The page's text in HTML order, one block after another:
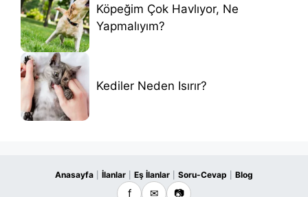
Köpeğim Çok Havlıyor, Ne
Yapmalıyım?
Kediler Neden Isırır?
Anasayfa İlanlar Eş İlanlar Soru-Cevap Blog
f ✉ 📷